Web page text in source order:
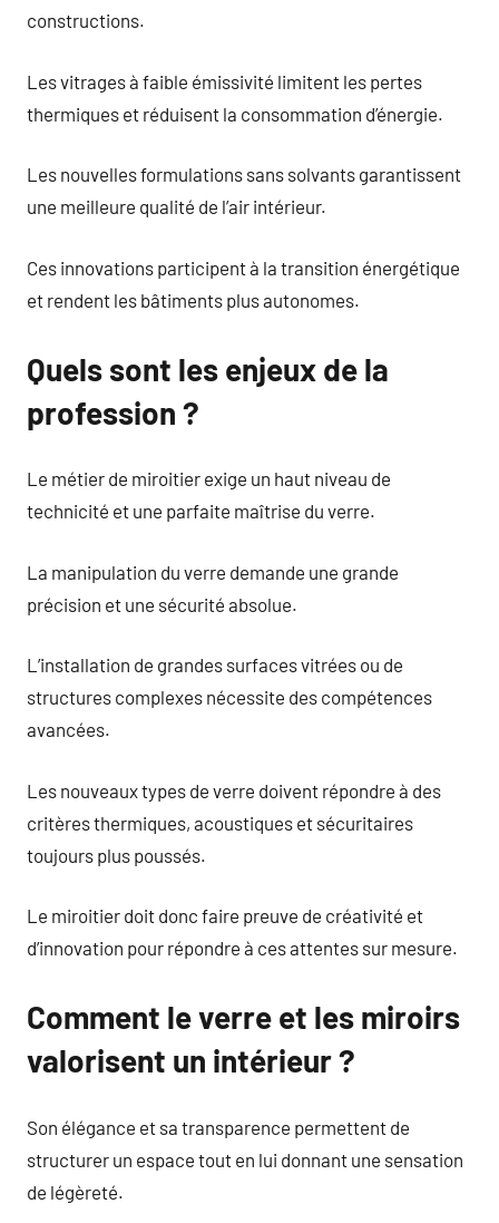
constructions.
Les vitrages à faible émissivité limitent les pertes
thermiques et réduisent la consommation d’énergie.
Les nouvelles formulations sans solvants garantissent
une meilleure qualité de l’air intérieur.
Ces innovations participent à la transition énergétique
et rendent les bâtiments plus autonomes.
Quels sont les enjeux de la
profession ?
Le métier de miroitier exige un haut niveau de
technicité et une parfaite maîtrise du verre.
La manipulation du verre demande une grande
précision et une sécurité absolue.
L’installation de grandes surfaces vitrées ou de
structures complexes nécessite des compétences
avancées.
Les nouveaux types de verre doivent répondre à des
critères thermiques, acoustiques et sécuritaires
toujours plus poussés.
Le miroitier doit donc faire preuve de créativité et
d’innovation pour répondre à ces attentes sur mesure.
Comment le verre et les miroirs
valorisent un intérieur ?
Son élégance et sa transparence permettent de
structurer un espace tout en lui donnant une sensation
de légèreté.